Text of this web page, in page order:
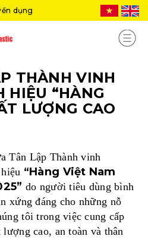
dụng
THÀNH VINH
HIỆU “HÀNG
LƯỢNG CAO
Lập Thành vinh
“Hàng Việt Nam
do người tiêu dùng bình
xứng đáng cho những nỗ
tôi trong việc cung cấp
lượng cao, an toàn và thân